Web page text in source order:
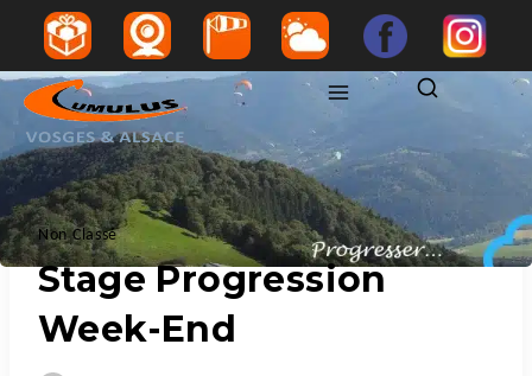
Non Classé
Stage Progression
Week-End